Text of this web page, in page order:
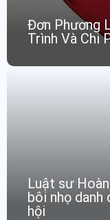
Đơn Phương
Trình Và Chi
Luật sư
bôi nhọ danh
hội